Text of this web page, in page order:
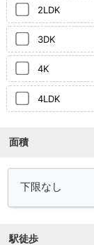
2LDK
3DK
4K
4LDK
面積
駅徒歩